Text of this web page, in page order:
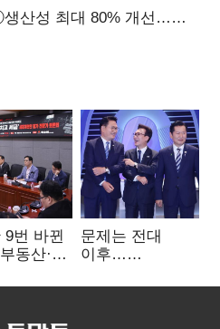
산성 최대 80% 개선…
9번 바뀐
동산·
문제는 전대
이후…
뒤집힐 땐